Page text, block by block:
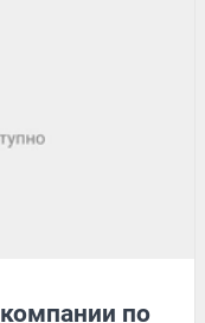
по